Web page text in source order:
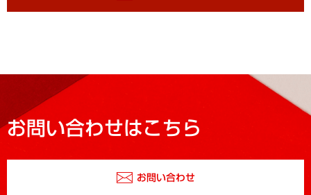
お問い合わせはこちら
お問い合わせ